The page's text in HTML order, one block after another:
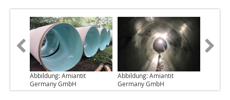
Abbildung: Amiantit
Germany GmbH
Abbildung: Amiantit
Germany GmbH